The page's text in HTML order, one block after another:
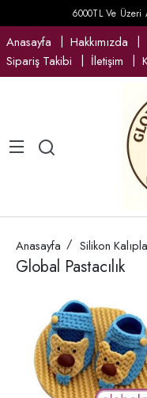
6000TL Ve Üzeri
Anasayfa Hakkımızda
Sipariş Takibi
İletişim
Anasayfa Silikon
Global Pastacılık